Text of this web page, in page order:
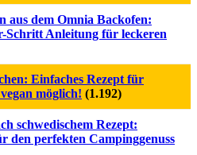
aus dem Omnia Backofen:
Schritt Anleitung für leckeren
Einfaches Rezept für
möglich! (1.192)
schwedischem Rezept:
den perfekten Campinggenuss